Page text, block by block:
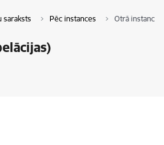
saraksts Pēc instances Otrā instance